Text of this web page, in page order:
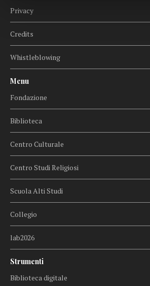
Privacy
Credits
Whistleblowing
Menu
Fondazione
Biblioteca
Centro Culturale
Centro Studi Religiosi
Scuola Alti Studi
Collegio
lab2026
Strumenti
Biblioteca digitale